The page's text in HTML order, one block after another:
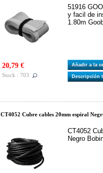
51916
y facil de
1.80m
20,79 €
Stock : 703
Añadir a la
Descripción
CT4052 Cubre cables 20mm espiral
CT4052
Negro